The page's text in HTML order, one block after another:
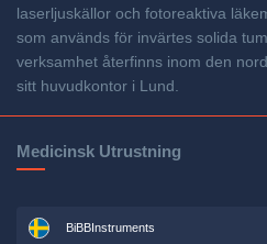
laserljus­­källor och foto­reaktiva
som används för invärtes solida
verksamhet återfinns inom den
sitt huvudkontor i Lund.
Medicinsk Utrustning
BiBBInstruments